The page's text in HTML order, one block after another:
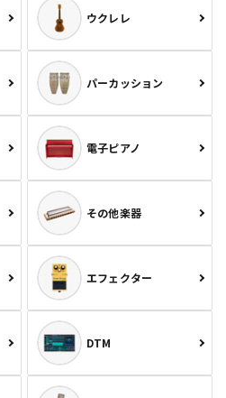
ウクレレ
パーカッション
電子ピアノ
その他楽器
エフェクター
DTM